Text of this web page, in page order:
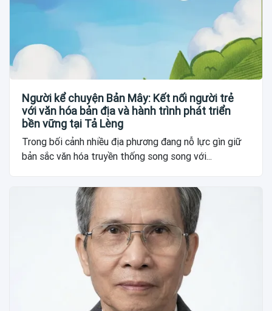
Người kể chuyện Bản Mây: Kết nối người trẻ
với văn hóa bản địa và hành trình phát triển
bền vững tại Tả Lèng
Trong bối cảnh nhiều địa phương đang nỗ lực gìn giữ
bản sắc văn hóa truyền thống song song với...